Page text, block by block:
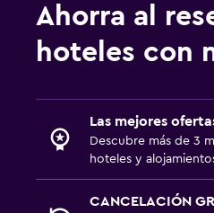
Ahorra al
hoteles con
Las mejores
Descubre más de 3
hoteles y
CANCELACIÓN